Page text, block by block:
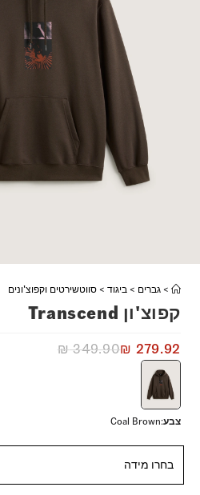
> גברים > ביגוד > סווטשירטים וקפוצ'ונים
קפוצ'ון Transcend
₪349.90₪ 279.92
צבע:
Coal Brown
בחרו מידה